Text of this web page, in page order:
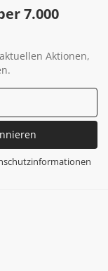
7.000
Aktionen,